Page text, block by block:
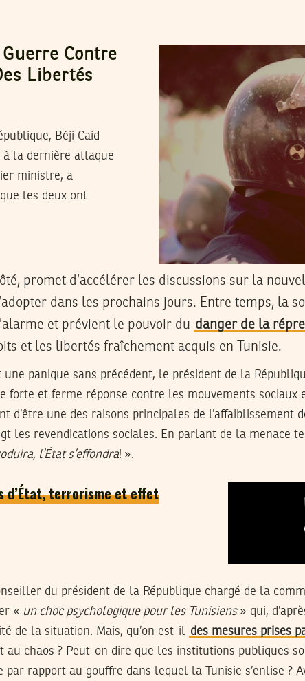
Contre
Libertés
Béji Caid
à la dernière attaque
ministre, a
les deux ont
promet d’accélérer les discussions sur la
dans les prochains jours. Entre temps, la
et prévient le pouvoir du danger de la
et les libertés fraîchement acquis en Tunisie.
panique sans précédent, le président de la
forte et ferme réponse contre les mouvements sociaux
d’être une des raisons principales de l’affaiblissement
les revendications sociales. En parlant de la menace
l’État s’effondra! ».
d’État, terrorisme et effet
du président de la République chargé de la
« un choc psychologique pour les Tunisiens» qui,
de la situation. Mais, qu’on est-il des mesures prises
au chaos ? Peut-on dire que les institutions publiques
par rapport au gouffre dans lequel la Tunisie s’enlise ?